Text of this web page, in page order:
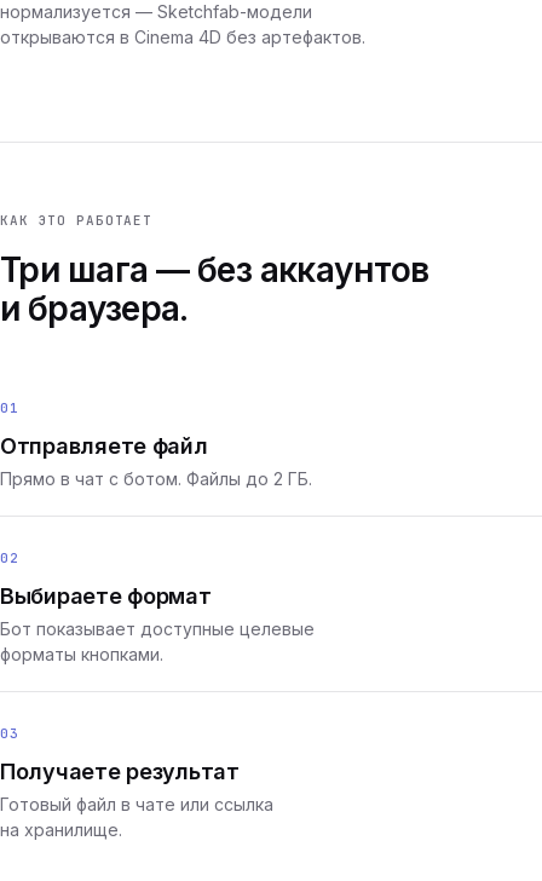
нормализуется — Sketchfab-модели
открываются в Cinema 4D без артефактов.
КАК ЭТО РАБОТАЕТ
Три шага — без аккаунтов
и браузера.
01
Отправляете файл
Прямо в чат с ботом. Файлы до 2 ГБ.
02
Выбираете формат
Бот показывает доступные целевые
форматы кнопками.
03
Получаете результат
Готовый файл в чате или ссылка
на хранилище.